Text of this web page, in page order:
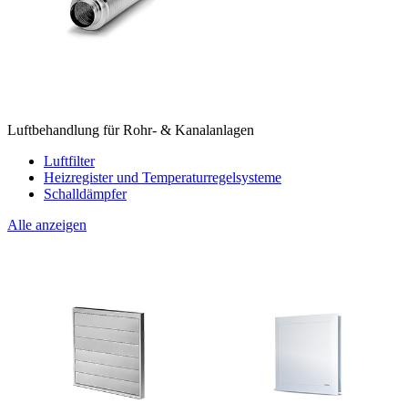
Luftbehandlung für Rohr- & Kanalanlagen
Luftfilter
Heizregister und Temperaturregelsysteme
Schalldämpfer
Alle anzeigen